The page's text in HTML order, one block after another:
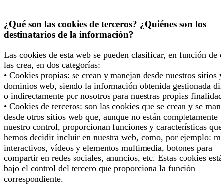
¿Qué son las cookies de terceros? ¿Quiénes son los
destinatarios de la información?
Las cookies de esta web se pueden clasificar, en función de
las crea, en dos categorías:
• Cookies propias: se crean y manejan desde nuestros sitios
dominios web, siendo la información obtenida gestionada
o indirectamente por nosotros para nuestras propias
• Cookies de terceros: son las cookies que se crean y se
desde otros sitios web que, aunque no están completamente
nuestro control, proporcionan funciones y características
hemos decidir incluir en nuestra web, como, por ejemplo:
interactivos, vídeos y elementos multimedia, botones para
compartir en redes sociales, anuncios, etc. Estas cookies
bajo el control del tercero que proporciona la función
correspondiente.